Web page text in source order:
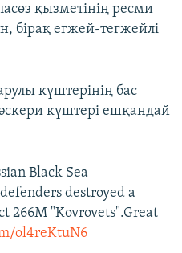
қызметінің ресми
бірақ егжей-тегжейлі
күштерінің бас
күштері ешқандай
Black Sea
destroyed a
266M "Kovrovets".Great
ol4reKtuN6